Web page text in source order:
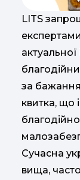
LITS
експертами
за
квитка, що
Сучасна
вища,